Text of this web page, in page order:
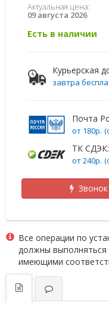
Актуальная цена:
09 августа 2026
Есть в наличии
Курьерская
завтра
Почта
от 180р.
ТК СДЭК:
от 240р.
Звонок
Все операции по
должны выполняться
имеющими